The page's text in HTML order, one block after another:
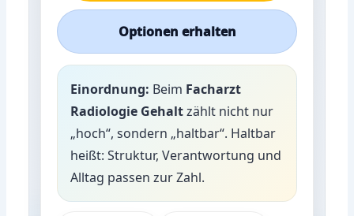
Optionen erhalten
Einordnung: Beim Facharzt
Radiologie Gehaltzählt nicht nur
„hoch“, sondern „haltbar“. Haltbar
heißt: Struktur, Verantwortung und
Alltag passen zur Zahl.